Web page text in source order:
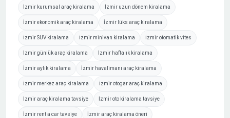
İzmir kurumsal araç kiralama İzmir uzun dönem kiralama
İzmir ekonomik araç kiralama İzmir lüks araç kiralama
İzmir SUV kiralama İzmir minivan kiralama İzmir otomatik vites
İzmir günlük araç kiralama İzmir haftalık kiralama
İzmir aylık kiralama İzmir havalimanı araç kiralama
İzmir merkez araç kiralama İzmir otogar araç kiralama
İzmir araç kiralama tavsiye İzmir oto kiralama tavsiye
İzmir rent a car tavsiye İzmir araç kiralama öneri